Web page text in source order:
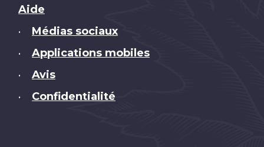
Brand
Aide
• Médias sociaux
• Applications mobiles
• Avis
• Confidentialité